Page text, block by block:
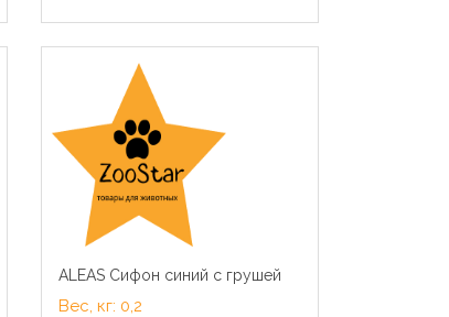
ALEAS Сифон синий с грушей
Вес, кг: 0,2